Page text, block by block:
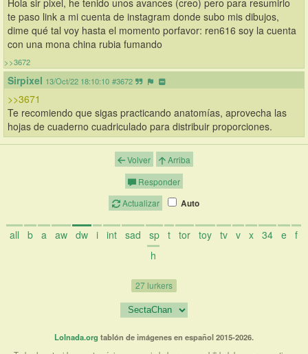
Hola sir pixel, he tenido unos avances (creo) pero para resumirlo
te paso link a mi cuenta de instagram donde subo mis dibujos,
dime qué tal voy hasta el momento porfavor: ren616 soy la cuenta
con una mona china rubia fumando
>>3672
Sirpixel 13/Oct/22 18:10:10 #3672
>>3671
Te recomiendo que sigas practicando anatomías, aprovecha las
hojas de cuaderno cuadriculado para distribuir proporciones.
Volver
Arriba
Responder
Actualizar
Auto
all b a aw dw i int sad sp t tor toy tv v x 34 e
f
h
27 lurkers
Lolnada.org tablón de imágenes en español 2015-2026.